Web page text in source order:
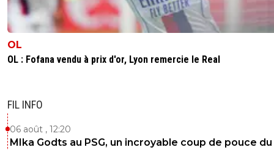
OL
OL : Fofana vendu à prix d'or, Lyon remercie le Real
FIL INFO
06 août , 12:20
MIka Godts au PSG, un incroyable coup de pouce du